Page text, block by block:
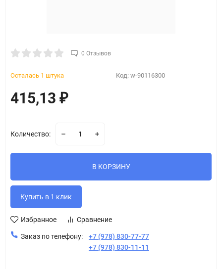
0 Отзывов
Код: w-90116300
Осталась 1 штука
415,13 ₽
Количество:
В КОРЗИНУ
Избранное Сравнение
Заказ по телефону:
+7 (978) 830-77-77
+7 (978) 830-11-11